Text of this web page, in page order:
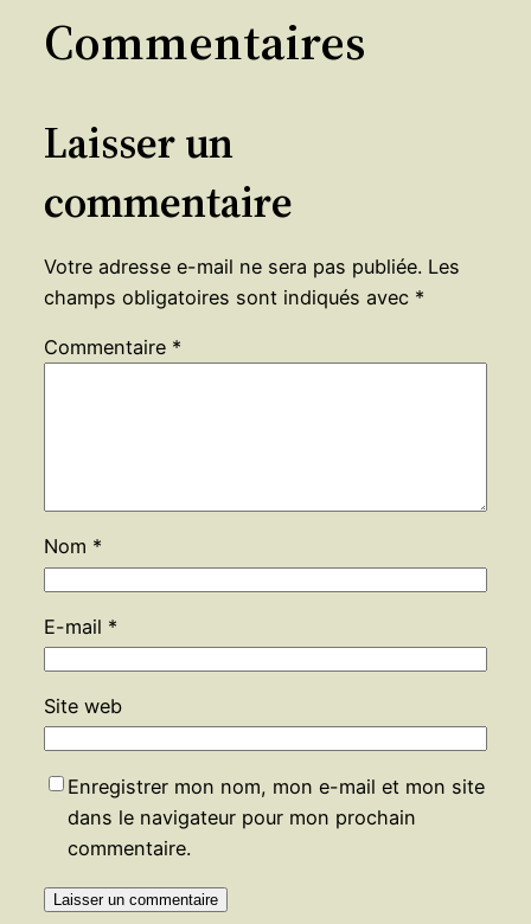
Commentaires
Laisser un
commentaire
Votre adresse e-mail ne sera pas publiée. Les
champs obligatoires sont indiqués avec *
Commentaire *
Nom *
E-mail *
Site web
Enregistrer mon nom, mon e-mail et mon site
dans le navigateur pour mon prochain
commentaire.